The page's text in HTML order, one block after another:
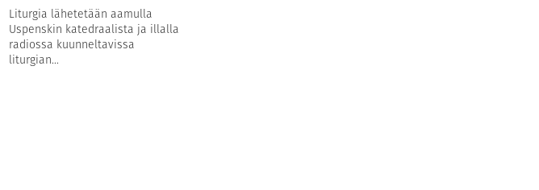
Liturgia lähetetään aamulla
Uspenskin katedraalista ja illalla
radiossa kuunneltavissa
liturgian...